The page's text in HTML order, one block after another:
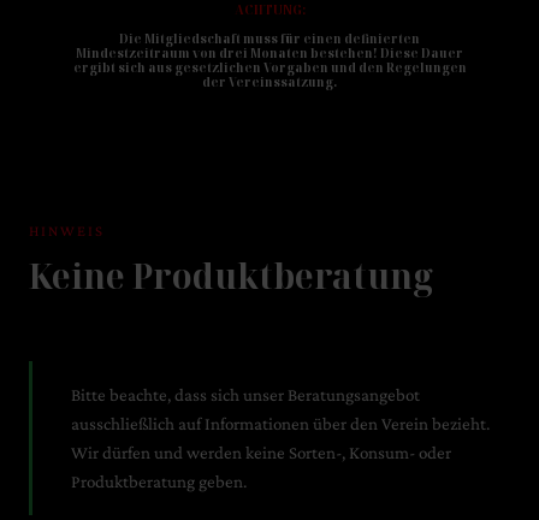
ACHTUNG:
Die Mitgliedschaft muss für einen definierten
Mindestzeitraum von drei Monaten bestehen! Diese Dauer
ergibt sich aus gesetzlichen Vorgaben und den Regelungen
der Vereinssatzung.
HINWEIS
Keine Produktberatung
Bitte beachte, dass sich unser Beratungsangebot
ausschließlich auf Informationen über den Verein bezieht.
Wir dürfen und werden keine Sorten-, Konsum- oder
Produktberatung geben.